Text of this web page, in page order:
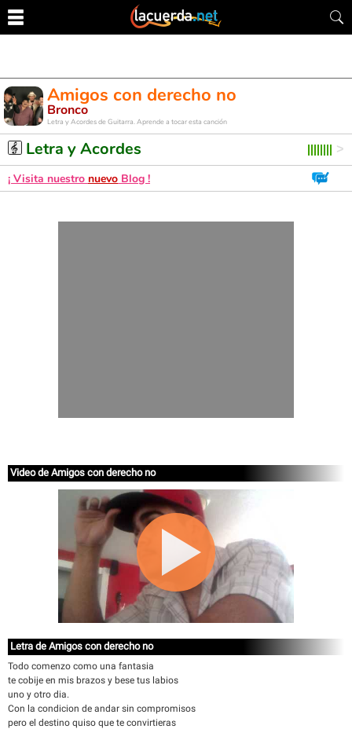
Amigos con derecho no
Bronco
Letra y Acordes de Guitarra. Aprende a tocar esta canción
Letra y Acordes
¡ Visita nuestro nuevo Blog !
Video de Amigos con derecho no
Letra de Amigos con derecho no
Todo comenzo como una fantasia
te cobije en mis brazos y bese tus labios
uno y otro dia.
Con la condicion de andar sin compromisos
pero el destino quiso que te convirtieras